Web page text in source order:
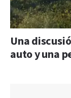
Una
auto y una